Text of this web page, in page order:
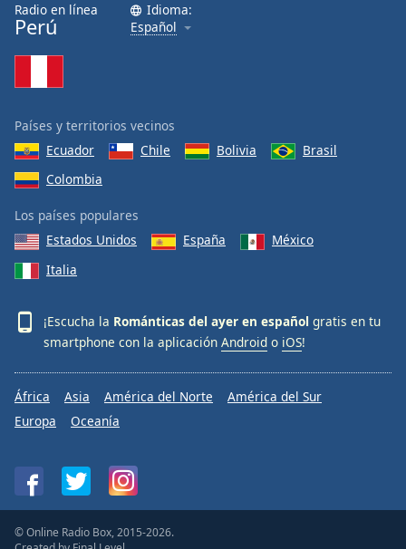
Radio en línea
Perú
Idioma:
Español
Países y territorios vecinos
Ecuador
Chile Bolivia
Brasil
Colombia
Los países populares
Estados Unidos
España
México
Italia
¡Escucha la Románticas del ayer en español gratis en tu
smartphone con la aplicación Android o iOS!
África Asia América del Norte
América del Sur
Europa
Oceanía
© Online Radio Box, 2015-2026.